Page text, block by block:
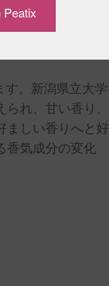
を使って貯蔵す
（95％以上）を
ています。
。新潟県立大学
れ、甘い香り、
ましい香りへと好
香気成分の変化